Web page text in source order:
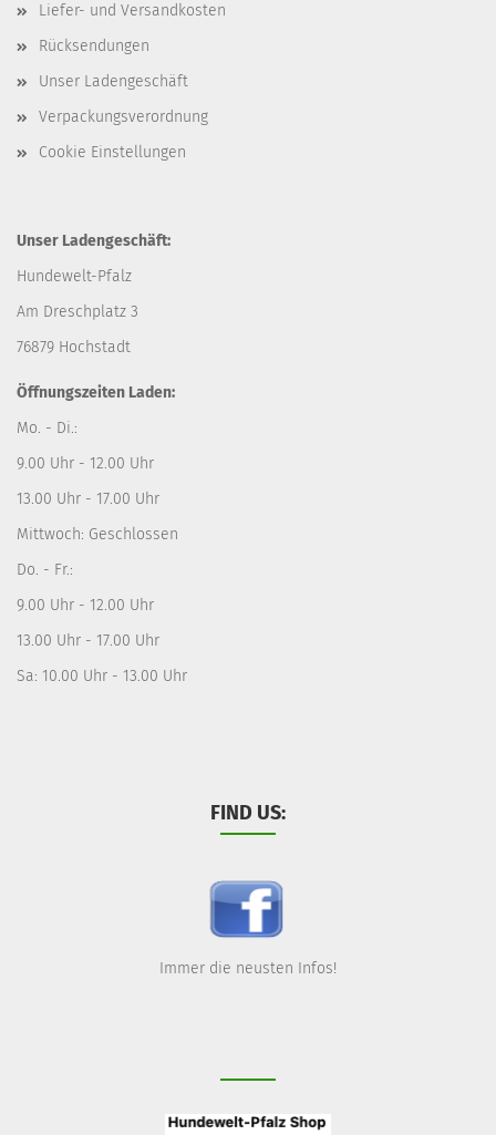
Liefer- und Versandkosten
Rücksendungen
Unser Ladengeschäft
Verpackungsverordnung
Cookie Einstellungen
Unser Ladengeschäft:
Hundewelt-Pfalz
Am Dreschplatz 3
76879 Hochstadt
Öffnungszeiten Laden:
Mo. - Di.:
9.00 Uhr - 12.00 Uhr
13.00 Uhr - 17.00 Uhr
Mittwoch: Geschlossen
Do. - Fr.:
9.00 Uhr - 12.00 Uhr
13.00 Uhr - 17.00 Uhr
Sa: 10.00 Uhr - 13.00 Uhr
FIND US:
Immer die neusten Infos!